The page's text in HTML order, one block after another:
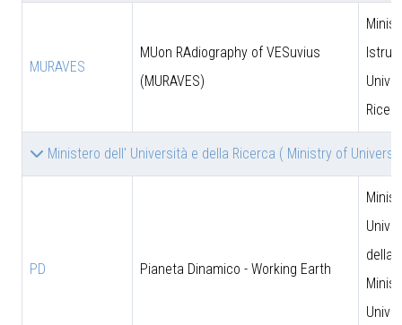
MURAVES
MUon RAdiography of VESuvius
(MURAVES)
Ministero dell' Università e della Ricerca ( Ministry of
PD Pianeta Dinamico - Working Earth
della